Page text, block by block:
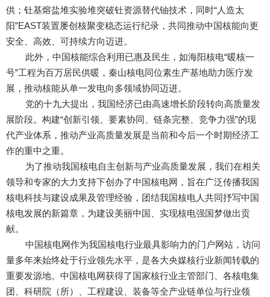
供；钍基熔盐堆实验堆突破钍资源替代铀技术，同时“人造太
阳”EAST装置屡创核聚变稳态运行纪录，共同推动中国核能向更
安全、高效、可持续方向迈进。
此外，中国核能综合利用已惠及民生，如海阳核电“暖核一
号”工程为百万居民供暖，秦山核电同位素生产基地助力医疗发
展，推动核能从单一发电向多领域协同迈进。
党的十九大提出，我国经济已由高速增长阶段转向高质量发
展阶段。构建“创新引领、要素协同、链条完整、竞争力强”的现
代产业体系，推动产业高质量发展是当前和今后一个时期经济工
作的重中之重。
为了推动我国核电自主创新与产业高质量发展，我们在相关
领导和专家的大力支持下创办了中国核电网，旨在广泛传播我国
核电科技与建设成果及管理经验，团结我国核电人共同抒写中国
核电发展的新篇章，为建设美丽中国、实现核电强国梦做出贡
献。
中国核电网作为我国核电行业最具影响力的门户网站，访问
量多年来始终处于行业领先水平，是各大央媒核行业新闻转载的
重要发源地。中国核电网获得了国家核行业主管部门、各核电集
团、科研院（所）、工程建设、装备等全产业链单位与行业领